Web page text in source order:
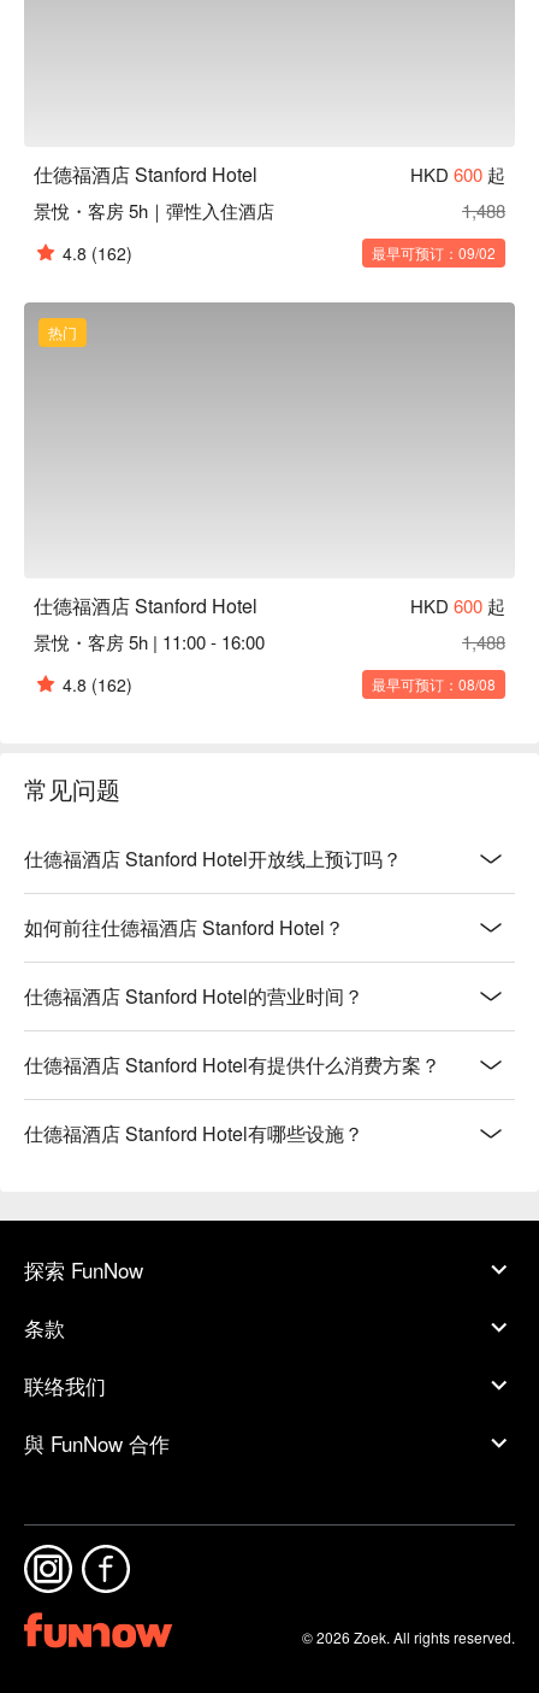
仕德福酒店 Stanford Hotel HKD 600 起
景悅・客房 5h｜彈性入住酒店
1,488
4.8 (162) 最早可预订：09/02
热门
仕德福酒店 Stanford Hotel HKD 600 起
景悅・客房 5h | 11:00 - 16:00
1,488
4.8 (162) 最早可预订：08/08
常见问题
仕德福酒店 Stanford Hotel开放线上预订吗？
如何前往仕德福酒店 Stanford Hotel？
仕德福酒店 Stanford Hotel的营业时间？
仕德福酒店 Stanford Hotel有提供什么消费方案？
仕德福酒店 Stanford Hotel有哪些设施？
探索 FunNow
条款
联络我们
與 FunNow 合作
© 2026 Zoek. All rights reserved.